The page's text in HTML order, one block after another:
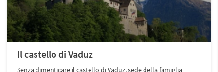
Il castello di Vaduz
Senza dimenticare il castello di Vaduz, sede della famiglia